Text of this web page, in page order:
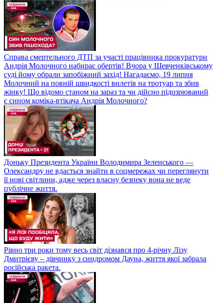
Справа смертельного ДТП за участі працівника прокуратури
Андрія Молочного набирає обертів! Вчора у Шевченківському
суді йому обрали запобіжний захід! Нагадаємо, 19 липня
Молочний на повній швидкості вилетів на тротуар та збив
жінку! Що відомо станом на зараз та чи дійсно підозрюваний
є сином коміка-втікача Андрія Молочного?
Доньку Президента України Володимира Зеленського —
Олександру не вдасться знайти в соцмережах чи переглянути
її нові світлини, адже через власну безпеку вона не веде
публічне життя.
Рівно три роки тому весь світ дізнався про 4-річну Лізу
Дмитрієву – дівчинку з синдромом Дауна, життя якої забрала
російська ракета.